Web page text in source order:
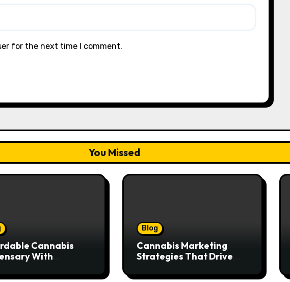
for the next time I comment.
You Missed
Cannabis
With
Blog
Cannabis Marketing
Strategies That Drive
Customer Trust